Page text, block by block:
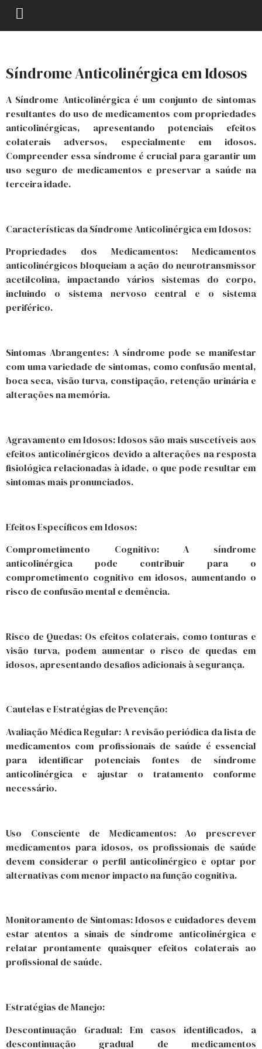
Síndrome Anticolinérgica em Idosos
A Síndrome Anticolinérgica é um conjunto de sintomas
resultantes do uso de medicamentos com propriedades
anticolinérgicas, apresentando potenciais efeitos
colaterais adversos, especialmente em idosos.
Compreender essa síndrome é crucial para garantir um
uso seguro de medicamentos e preservar a saúde na
terceira idade.
Características da Síndrome Anticolinérgica em Idosos:
Propriedades dos Medicamentos: Medicamentos
anticolinérgicos bloqueiam a ação do neurotransmissor
acetilcolina, impactando vários sistemas do corpo,
incluindo o sistema nervoso central e o sistema
periférico.
Sintomas Abrangentes: A síndrome pode se manifestar
com uma variedade de sintomas, como confusão mental,
boca seca, visão turva, constipação, retenção urinária e
alterações na memória.
Agravamento em Idosos: Idosos são mais suscetíveis aos
efeitos anticolinérgicos devido a alterações na resposta
fisiológica relacionadas à idade, o que pode resultar em
sintomas mais pronunciados.
Efeitos Específicos em Idosos:
Comprometimento Cognitivo: A síndrome
anticolinérgica pode contribuir para o
comprometimento cognitivo em idosos, aumentando o
risco de confusão mental e demência.
Risco de Quedas: Os efeitos colaterais, como tonturas e
visão turva, podem aumentar o risco de quedas em
idosos, apresentando desafios adicionais à segurança.
Cautelas e Estratégias de Prevenção:
Avaliação Médica Regular: A revisão periódica da lista de
medicamentos com profissionais de saúde é essencial
para identificar potenciais fontes de síndrome
anticolinérgica e ajustar o tratamento conforme
necessário.
Uso Consciente de Medicamentos: Ao prescrever
medicamentos para idosos, os profissionais de saúde
devem considerar o perfil anticolinérgico e optar por
alternativas com menor impacto na função cognitiva.
Monitoramento de Sintomas: Idosos e cuidadores devem
estar atentos a sinais de síndrome anticolinérgica e
relatar prontamente quaisquer efeitos colaterais ao
profissional de saúde.
Estratégias de Manejo:
Descontinuação Gradual: Em casos identificados, a
descontinuação gradual de medicamentos